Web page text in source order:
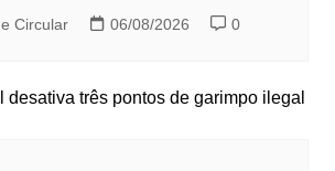
Circular 06/08/2026 0